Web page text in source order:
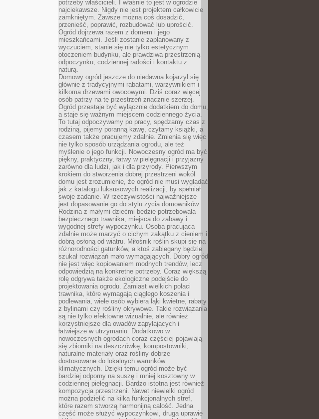
potrzeby właścicieli. I właśnie to jest w ogrodzie
najciekawsze. Nigdy nie jest projektem całkowicie
zamkniętym. Zawsze można coś dosadzić,
przenieść, poprawić, rozbudować lub uprościć.
Ogród dojrzewa razem z domem i jego
mieszkańcami. Jeśli zostanie zaplanowany z
wyczuciem, stanie się nie tylko estetycznym
otoczeniem budynku, ale prawdziwą przestrzenią
odpoczynku, codziennej radości i kontaktu z
naturą.
Domowy ogród jeszcze do niedawna kojarzył się
głównie z tradycyjnymi rabatami, warzywnikiem i
kilkoma drzewami owocowymi. Dziś coraz więcej
osób patrzy na tę przestrzeń znacznie szerzej.
Ogród przestaje być wyłącznie dodatkiem do domu,
a staje się ważnym miejscem codziennego życia.
To tutaj odpoczywamy po pracy, spędzamy czas z
rodziną, pijemy poranną kawę, czytamy książki, a
czasem także pracujemy zdalnie. Zmienia się więc
nie tylko sposób urządzania ogrodu, ale też
myślenie o jego funkcji. Nowoczesny ogród ma być
piękny, praktyczny, łatwy w pielęgnacji i przyjazny
zarówno dla ludzi, jak i dla przyrody. Pierwszym
krokiem do stworzenia dobrej przestrzeni wokół
domu jest zrozumienie, że ogród nie musi wyglądać
jak z katalogu luksusowych realizacji, by spełniał
swoje zadanie. W rzeczywistości najważniejsze
jest dopasowanie go do stylu życia domowników.
Rodzina z małymi dziećmi będzie potrzebowała
bezpiecznego trawnika, miejsca do zabawy i
wygodnej strefy wypoczynku. Osoba pracująca
zdalnie może marzyć o cichym zakątku z cieniem i
dobrą osłoną od wiatru. Miłośnik roślin skupi się na
różnorodności gatunków, a ktoś zabiegany będzie
szukał rozwiązań mało wymagających. Dobry ogród
nie jest więc kopiowaniem modnych trendów, lecz
odpowiedzią na konkretne potrzeby. Coraz większą
rolę odgrywa także ekologiczne podejście do
projektowania ogrodu. Zamiast wielkich połaci
trawnika, które wymagają ciągłego koszenia i
podlewania, wiele osób wybiera łąki kwietne, rabaty
z bylinami czy rośliny okrywowe. Takie rozwiązania
są nie tylko efektowne wizualnie, ale również
korzystniejsze dla owadów zapylających i
łatwiejsze w utrzymaniu. Dodatkowo w
nowoczesnych ogrodach coraz częściej pojawiają
się zbiorniki na deszczówkę, kompostowniki,
naturalne materiały oraz rośliny dobrze
dostosowane do lokalnych warunków
klimatycznych. Dzięki temu ogród może być
bardziej odporny na suszę i mniej kosztowny w
codziennej pielęgnacji. Bardzo istotna jest również
kompozycja przestrzeni. Nawet niewielki ogród
można podzielić na kilka funkcjonalnych stref,
które razem stworzą harmonijną całość. Jedna
część może służyć wypoczynkowi, druga uprawie